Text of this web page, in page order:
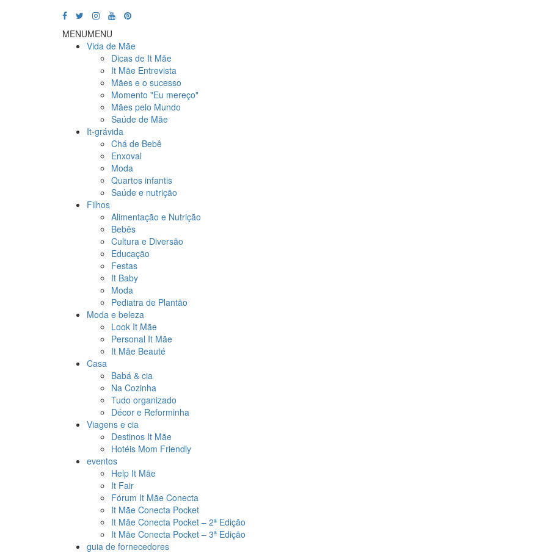
MENUMENU
Vida de Mãe
Dicas de It Mãe
It Mãe Entrevista
Mães e o sucesso
Momento "Eu mereço"
Mães pelo Mundo
Saúde de Mãe
It-grávida
Chá de Bebê
Enxoval
Moda
Quartos infantis
Saúde e nutrição
Filhos
Alimentação e Nutrição
Bebês
Cultura e Diversão
Educação
Festas
It Baby
Moda
Pediatra de Plantão
Moda e beleza
Look It Mãe
Personal It Mãe
It Mãe Beauté
Casa
Babá & cia
Na Cozinha
Tudo organizado
Décor e Reforminha
Viagens e cia
Destinos It Mãe
Hotéis Mom Friendly
eventos
Help It Mãe
It Fair
Fórum It Mãe Conecta
It Mãe Conecta Pocket
It Mãe Conecta Pocket – 2ª Edição
It Mãe Conecta Pocket – 3ª Edição
guia de fornecedores